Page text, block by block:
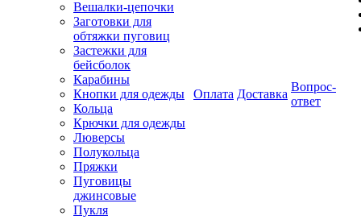
Вешалки-цепочки
Заготовки для
обтяжки пуговиц
Застежки для
бейсболок
Карабины
Кнопки для одежды
Кольца
Крючки для одежды
Люверсы
Полукольца
Пряжки
Пуговицы
джинсовые
Пукля
Оплата Доставка
Вопрос-
ответ